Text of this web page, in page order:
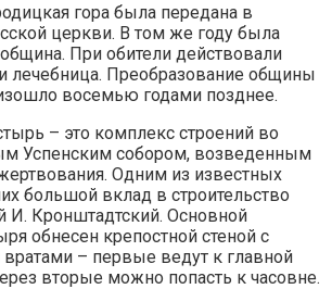
гора была передана в
церкви. В том же году была
При обители действовали
лечебница. Преобразование общины
восемью годами позднее.
– это комплекс строений во
Успенским собором, возведенным
Одним из известных
большой вклад в строительство
И. Кронштадтский. Основной
обнесен крепостной стеной с
– первые ведут к главной
вторые можно попасть к часовне.